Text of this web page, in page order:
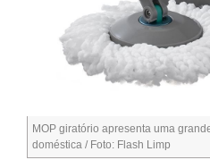
MOP giratório apresenta uma
doméstica / Foto: Flash Limp